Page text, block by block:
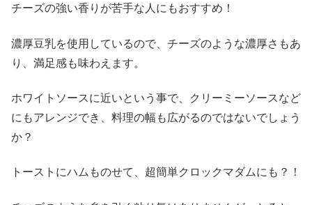
チーズの強い香りが苦手な人にもおすすめ！
濃厚豆乳を使用しているので、チーズのような濃厚さもあ
り、満足感も味わえます。
ホワイトソースに近いという事で、クリーミーソースなど
にもアレンジでき、料理の幅も広がるのではないでしょう
か？
トーストにハムものせて、超簡単クロックマダムにも？！